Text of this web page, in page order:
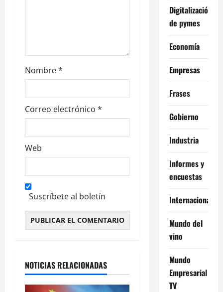
Nombre*
Correo electrónico *
Web
Suscríbete al boletín
NOTICIAS RELACIONADAS
Digitalización
de pymes
Economía
Empresas
Frases
Gobierno
Industria
Informes y
encuestas
Internacional
Mundo del
vino
Mundo
Empresarial
TV